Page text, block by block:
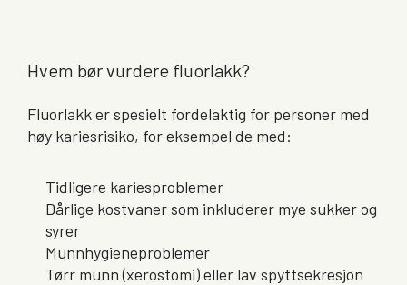
Hvem bør vurdere fluorlakk?
Fluorlakk er spesielt fordelaktig for personer med
høy kariesrisiko, for eksempel de med:
Tidligere kariesproblemer
Dårlige kostvaner som inkluderer mye sukker og
syrer
Munnhygieneproblemer
Tørr munn (xerostomi) eller lav spyttsekresjon